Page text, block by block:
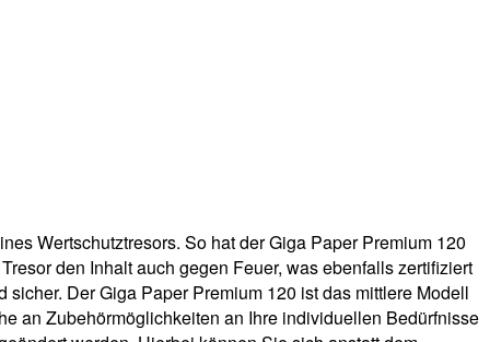
Wertschutztresors. So hat der Giga Paper Premium 120
den Inhalt auch gegen Feuer, was ebenfalls zertifiziert
sicher. Der Giga Paper Premium 120 ist das mittlere Modell
an Zubehörmöglichkeiten an Ihre individuellen Bedürfnisse